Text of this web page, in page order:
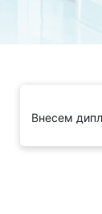
Внесем